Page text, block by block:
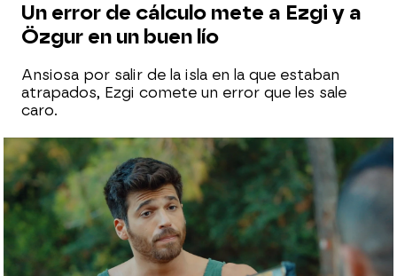
Un error de cálculo mete a Ezgi y a
Özgur en un buen lío
Ansiosa por salir de la isla en la que estaban
atrapados, Ezgi comete un error que les sale
caro.
Nova